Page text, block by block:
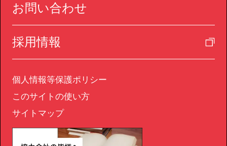
お問い合わせ
採用情報
個人情報等保護ポリシー
このサイトの使い方
サイトマップ